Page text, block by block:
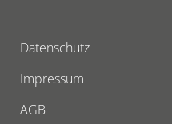
Datenschutz
Impressum
AGB